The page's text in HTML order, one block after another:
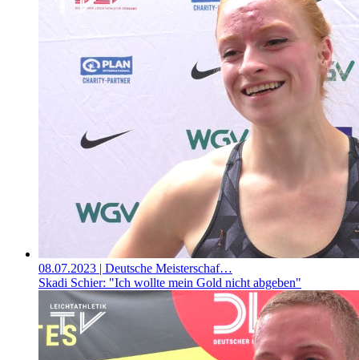
08.07.2023 | Deutsche Meisterschaf…
Skadi Schier: "Ich wollte mein Gold nicht abgeben"